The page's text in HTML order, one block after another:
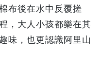
布後在水中反覆搓
，大人小孩都樂在其
味，也更認識阿里山